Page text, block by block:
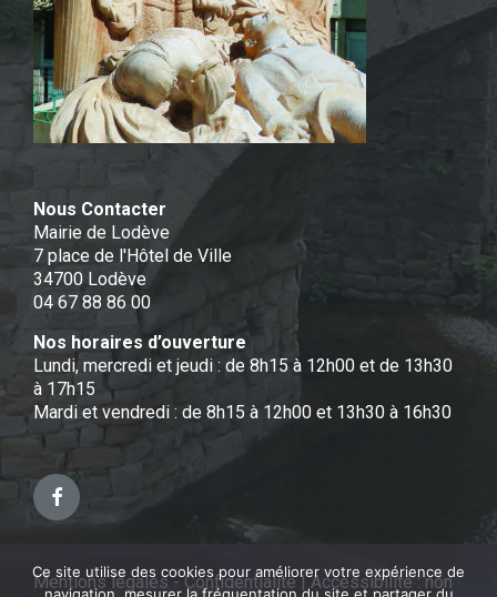
Nous Contacter
Mairie de Lodève
7 place de l'Hôtel de Ville
34700 Lodève
04 67 88 86 00
Nos horaires d’ouverture
Lundi, mercredi et jeudi : de 8h15 à 12h00 et de 13h30
à 17h15
Mardi et vendredi : de 8h15 à 12h00 et 13h30 à 16h30
Facebook
Mentions légales - Confidentialité|Accessibilité : non
Ce site utilise des cookies pour améliorer votre expérience de